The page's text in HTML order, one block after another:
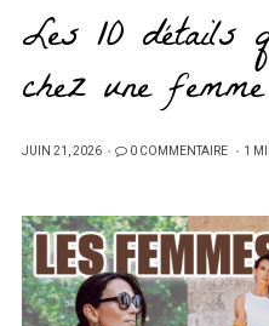
Les 10 détails
chez une
PUBLIÉ
JUIN 21, 2026 0 COMMENTAIRE 1